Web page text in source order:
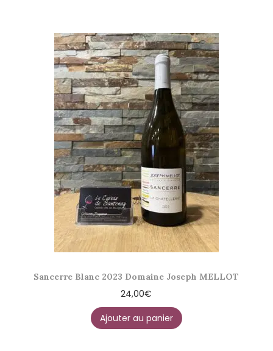
Sancerre Blanc 2023 Domaine Joseph MELLOT
24,00€
Ajouter au panier